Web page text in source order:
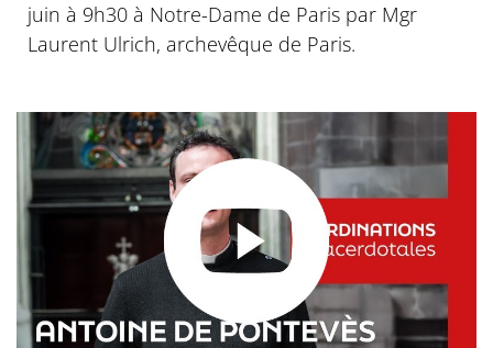
juin à 9h30 à Notre-Dame de Paris par Mgr
Laurent Ulrich, archevêque de Paris.